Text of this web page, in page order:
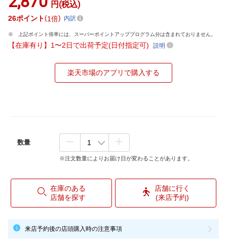
円(税込)
26ポイント 1倍 内訳
上記ポイント倍率には、スーパーポイントアッププログラム分は含まれておりません。
【在庫有り】1〜2日で出荷予定(日付指定可) 説明
楽天市場のアプリで購入する
数量
※注文数量によりお届け日が変わることがあります。
在庫のある
店舗を探す
店舗に行く
(来店予約)
来店予約後の店頭購入時の注意事項